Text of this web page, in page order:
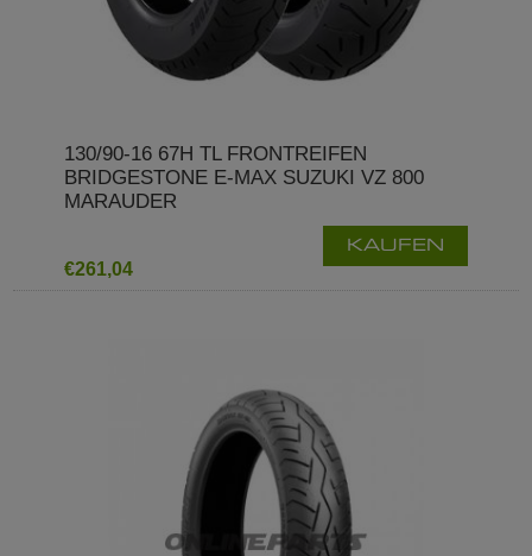
130/90-16 67H TL FRONTREIFEN
BRIDGESTONE E-MAX SUZUKI VZ 800
MARAUDER
€261,04
KAUFEN